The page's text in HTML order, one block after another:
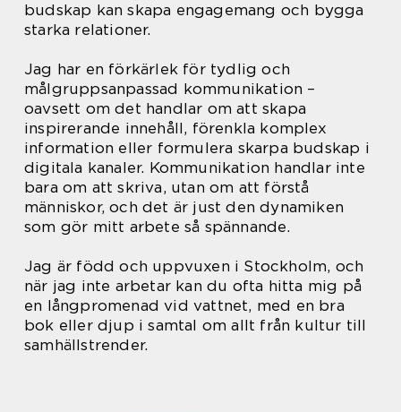
budskap kan skapa engagemang och bygga
starka relationer.
Jag har en förkärlek för tydlig och
målgruppsanpassad kommunikation –
oavsett om det handlar om att skapa
inspirerande innehåll, förenkla komplex
information eller formulera skarpa budskap i
digitala kanaler. Kommunikation handlar inte
bara om att skriva, utan om att förstå
människor, och det är just den dynamiken
som gör mitt arbete så spännande.
Jag är född och uppvuxen i Stockholm, och
när jag inte arbetar kan du ofta hitta mig på
en långpromenad vid vattnet, med en bra
bok eller djup i samtal om allt från kultur till
samhällstrender.